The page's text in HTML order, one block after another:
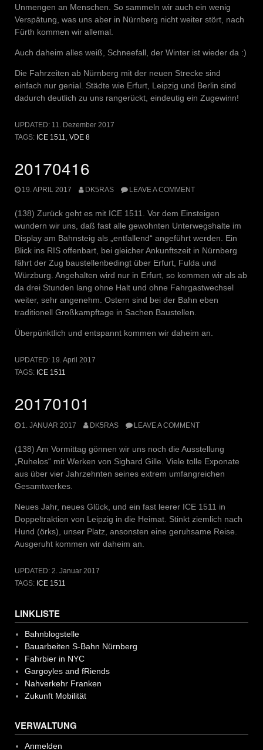
Unmengen an Menschen. So sammeln wir auch ein wenig
Verspätung, was uns aber in Nürnberg nicht weiter stört, nach
Fürth kommen wir allemal.
Auch daheim alles weiß, Schneefall, der Winter ist wieder da :)
Die Fahrzeiten ab Nürnberg mit der neuen Strecke sind
einfach nur genial. Städte wie Erfurt, Leipzig und Berlin sind
dadurch deutlich zu uns rangerückt, eindeutig ein Zugewinn!
UPDATED: 11. Dezember 2017
TAGS: ICE 1511, VDE 8
20170416
19. APRIL 2017 DK5RAS LEAVE A COMMENT
(138) Zurück geht es mit ICE 1511. Vor dem Einsteigen
wundern wir uns, daß fast alle gewohnten Unterwegshalte im
Display am Bahnsteig als „entfallend“ angeführt werden. Ein
Blick ins RIS offenbart, bei gleicher Ankunftszeit in Nürnberg
fährt der Zug baustellenbedingt über Erfurt, Fulda und
Würzburg. Angehalten wird nur in Erfurt, so kommen wir als ab
da drei Stunden lang ohne Halt und ohne Fahrgastwechsel
weiter, sehr angenehm. Ostern sind bei der Bahn eben
traditionell Großkampftage in Sachen Baustellen.
Überpünktlich und entspannt kommen wir daheim an.
UPDATED: 19. April 2017
TAGS: ICE 1511
20170101
1. JANUAR 2017 DK5RAS LEAVE A COMMENT
(138) Am Vormittag gönnen wir uns noch die Ausstellung
„Ruhelos“ mit Werken von Sighard Gille. Viele tolle Exponate
aus über vier Jahrzehnten seines extrem umfangreichen
Gesamtwerkes.
Neues Jahr, neues Glück, und ein fast leerer ICE 1511 in
Doppeltraktion von Leipzig in die Heimat. Stinkt ziemlich nach
Hund (örks), unser Platz, ansonsten eine geruhsame Reise.
Ausgeruht kommen wir daheim an.
UPDATED: 2. Januar 2017
TAGS: ICE 1511
LINKLISTE
Bahnblogstelle
Bauarbeiten S-Bahn Nürnberg
Fahrbier in NYC
Gargoyles and fRiends
Nahverkehr Franken
Zukunft Mobilität
VERWALTUNG
Anmelden